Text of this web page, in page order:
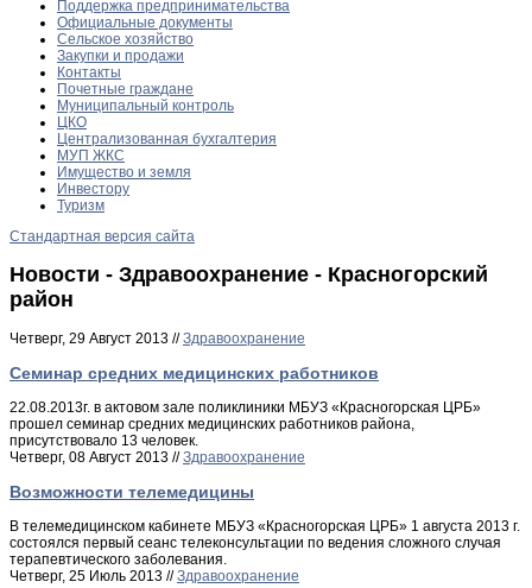
Поддержка предпринимательства
Официальные документы
Сельское хозяйство
Закупки и продажи
Контакты
Почетные граждане
Муниципальный контроль
ЦКО
Централизованная бухгалтерия
МУП ЖКС
Имущество и земля
Инвестору
Туризм
Стандартная версия сайта
Новости - Здравоохранение - Красногорский
район
Четверг, 29 Август 2013 //Здравоохранение
Cеминар средних медицинских работников
22.08.2013г. в актовом зале поликлиники МБУЗ «Красногорская ЦРБ»
прошел семинар средних медицинских работников района,
присутствовало 13 человек.
Четверг, 08 Август 2013 //Здравоохранение
Возможности телемедицины
В телемедицинском кабинете МБУЗ «Красногорская ЦРБ» 1 августа 2013 г.
состоялся первый сеанс телеконсультации по ведения сложного случая
терапевтического заболевания.
Четверг, 25 Июль 2013 //Здравоохранение